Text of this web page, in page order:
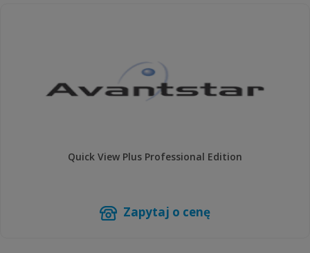
Quick View Plus Professional Edition
Zapytaj o cenę